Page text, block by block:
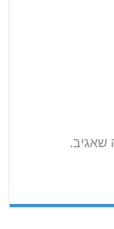
שאגיב.